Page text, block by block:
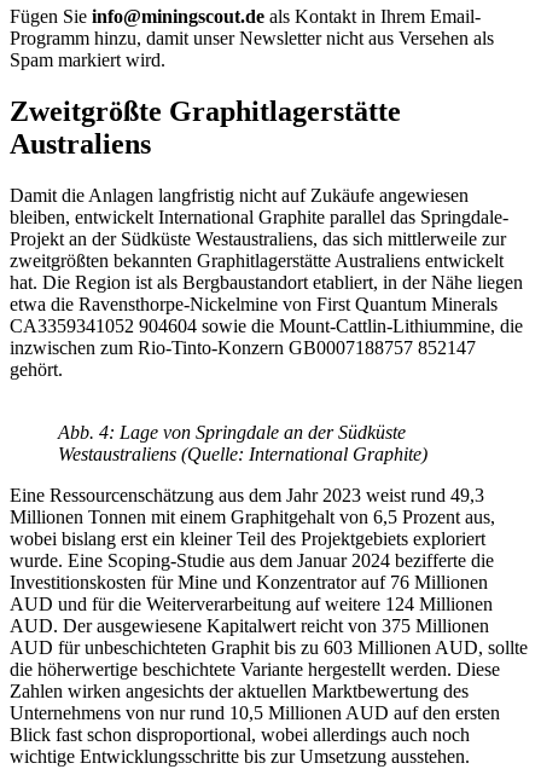
Fügen Sie info@miningscout.de als Kontakt in Ihrem Email-
Programm hinzu, damit unser Newsletter nicht aus Versehen als
Spam markiert wird.
Zweitgrößte Graphitlagerstätte
Australiens
Damit die Anlagen langfristig nicht auf Zukäufe angewiesen
bleiben, entwickelt International Graphite parallel das Springdale-
Projekt an der Südküste Westaustraliens, das sich mittlerweile zur
zweitgrößten bekannten Graphitlagerstätte Australiens entwickelt
hat. Die Region ist als Bergbaustandort etabliert, in der Nähe liegen
etwa die Ravensthorpe-Nickelmine von First Quantum Minerals
CA3359341052 904604 sowie die Mount-Cattlin-Lithiummine, die
inzwischen zum Rio-Tinto-Konzern GB0007188757 852147
gehört.
Abb. 4: Lage von Springdale an der Südküste
Westaustraliens (Quelle: International Graphite)
Eine Ressourcenschätzung aus dem Jahr 2023 weist rund 49,3
Millionen Tonnen mit einem Graphitgehalt von 6,5 Prozent aus,
wobei bislang erst ein kleiner Teil des Projektgebiets exploriert
wurde. Eine Scoping-Studie aus dem Januar 2024 bezifferte die
Investitionskosten für Mine und Konzentrator auf 76 Millionen
AUD und für die Weiterverarbeitung auf weitere 124 Millionen
AUD. Der ausgewiesene Kapitalwert reicht von 375 Millionen
AUD für unbeschichteten Graphit bis zu 603 Millionen AUD, sollte
die höherwertige beschichtete Variante hergestellt werden. Diese
Zahlen wirken angesichts der aktuellen Marktbewertung des
Unternehmens von nur rund 10,5 Millionen AUD auf den ersten
Blick fast schon disproportional, wobei allerdings auch noch
wichtige Entwicklungsschritte bis zur Umsetzung ausstehen.